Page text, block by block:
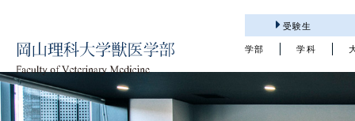
受験生
学部 学科